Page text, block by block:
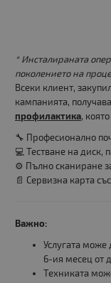
* Инсталираната
поколението на
Всеки клиент,
кампанията, получава
профилактика,
🔧 Професионално
💻 Тестване на диск,
⚙️ Пълно сканиране
📄 Сервизна карта
Важно:
Услугата може
6-ия месец от
Техниката